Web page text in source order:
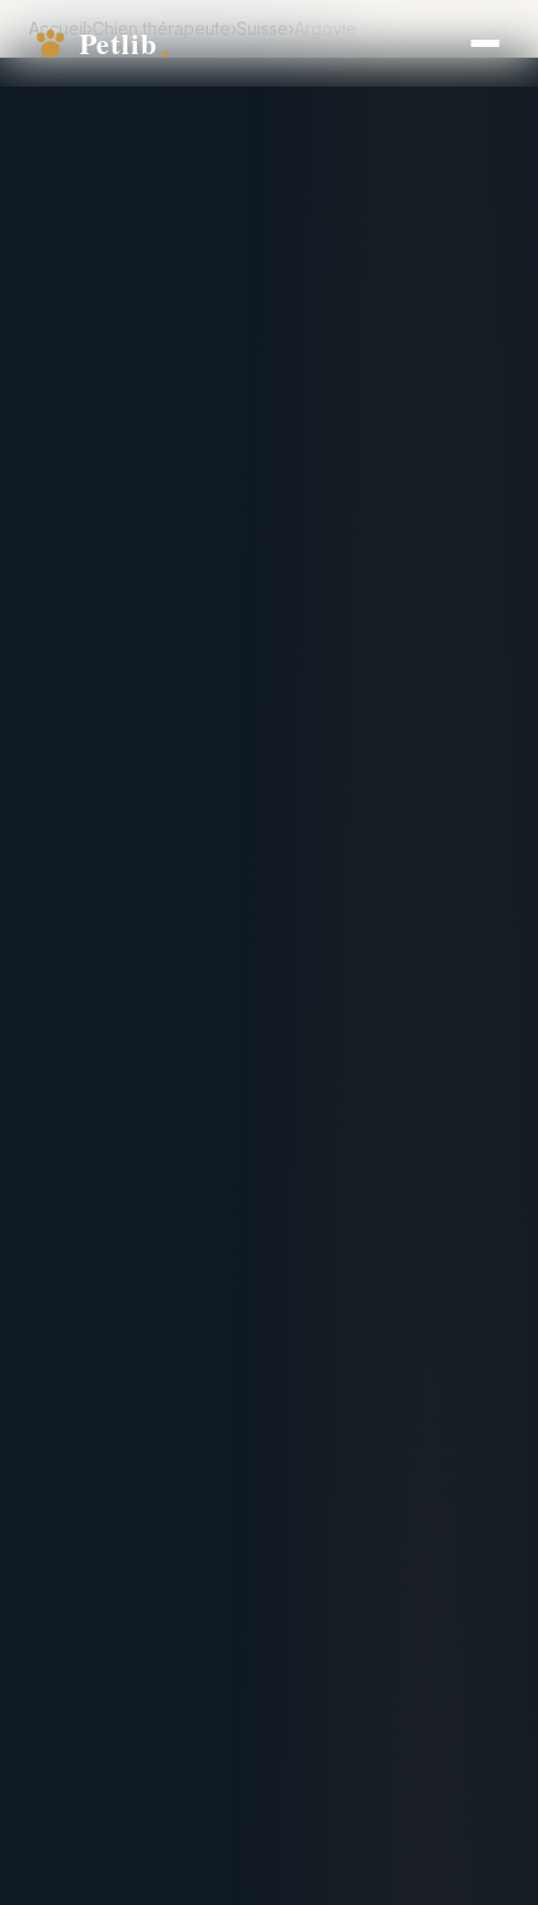
Accueil›Chien thérapeute›Suisse›Argovie